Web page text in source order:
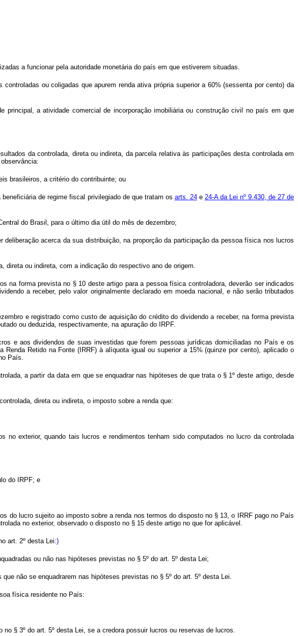
a funcionar pela autoridade monetária do país em que estiverem situadas.
ou coligadas que apurem renda ativa própria superior a 60% (sessenta por cento) da
a atividade comercial de incorporação imobiliária ou construção civil no país em que
da controlada, direta ou indireta, da parcela relativa às participações desta controlada em
brasileiros, a critério do contribuinte; ou
de regime fiscal privilegiado de que tratam os arts. 24e 24-A da Lei nº 9.430, de 27 de
do Brasil, para o último dia útil do mês de dezembro;
acerca da sua distribuição, na proporção da participação da pessoa física nos lucros
direta ou indireta, com a indicação do respectivo ano de origem.
na forma prevista no § 10 deste artigo para a pessoa física controladora, deverão ser indicados
a receber, pelo valor originalmente declarado em moeda nacional, e não serão tributados
e registrado como custo de aquisição do crédito do dividendo a receber, na forma prevista
ou deduzida, respectivamente, na apuração do IRPF.
e aos dividendos de suas investidas que forem pessoas jurídicas domiciliadas no País e os
Retido na Fonte (IRRF) à alíquota igual ou superior a 15% (quinze por cento), aplicado o
País.
a partir da data em que se enquadrar nas hipóteses de que trata o § 1º deste artigo, desde
direta ou indireta, o imposto sobre a renda que:
exterior, quando tais lucros e rendimentos tenham sido computados no lucro da controlada
do IRPF; e
do lucro sujeito ao imposto sobre a renda nos termos do disposto no § 13, o IRRF pago no País
no exterior, observado o disposto no § 15 deste artigo no que for aplicável.
art. 2º desta Lei:)
ou não nas hipóteses previstas no § 5º do art. 5º desta Lei;
não se enquadrarem nas hipóteses previstas no § 5º do art. 5º desta Lei.
física residente no País:
§ 3º do art. 5º desta Lei, se a credora possuir lucros ou reservas de lucros.